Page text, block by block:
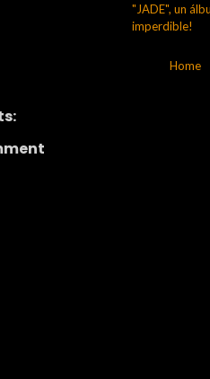
"JADE", un
imperdible!
Home